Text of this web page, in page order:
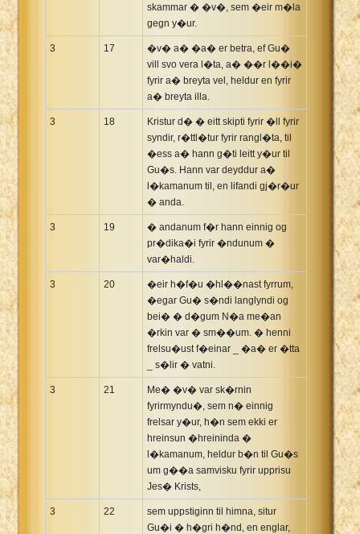
skammar � �v�, sem �eir m�la
gegn y�ur.
3 17
�v� a� �a� er betra, ef Gu�
vill svo vera l�ta, a� ��r l��i�
fyrir a� breyta vel, heldur en fyrir
a� breyta illa.
3 18
Kristur d� � eitt skipti fyrir �ll fyrir
syndir, r�ttl�tur fyrir rangl�ta, til
�ess a� hann g�ti leitt y�ur til
Gu�s. Hann var deyddur a�
l�kamanum til, en lifandi gj�r�ur
� anda.
3 19
� andanum f�r hann einnig og
pr�dika�i fyrir �ndunum �
var�haldi.
3 20
�eir h�f�u �hl��nast fyrrum,
�egar Gu� s�ndi langlyndi og
bei� � d�gum N�a me�an
�rkin var � sm��um. � henni
frelsu�ust f�einar _ �a� er �tta
_ s�lir � vatni.
3 21
Me� �v� var sk�rnin
fyrirmyndu�, sem n� einnig
frelsar y�ur, h�n sem ekki er
hreinsun �hreininda �
l�kamanum, heldur b�n til Gu�s
um g��a samvisku fyrir upprisu
Jes� Krists,
3 22
sem uppstiginn til himna, situr
Gu�i � h�gri h�nd, en englar,